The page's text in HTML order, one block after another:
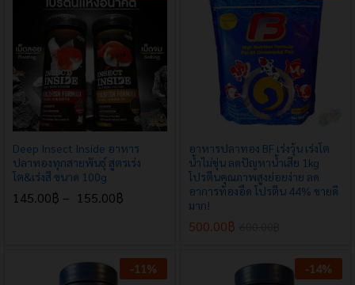
Deep Insect Inside อาหาร
ปลาทองทุกสายพันธุ์ สูตรเร่ง
โต&เร่งสี ขนาด 100g
145.00฿ – 155.00฿
อาหารปลาทอง BF เร่งวุ้น เร่งโต
น้ำไม่ขุ่น ลดปัญหาน้ำเสีย 1kg
โปรตีนคุณภาพสูงย่อยง่าย ลด
อาการท้องอืด โปรตีน 44% ขายดี
มาก!
500.00฿
-11% -14%